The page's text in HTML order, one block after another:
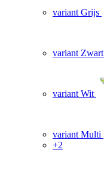
variant Grijs
variant Zwart
variant Wit
variant Multi
+2